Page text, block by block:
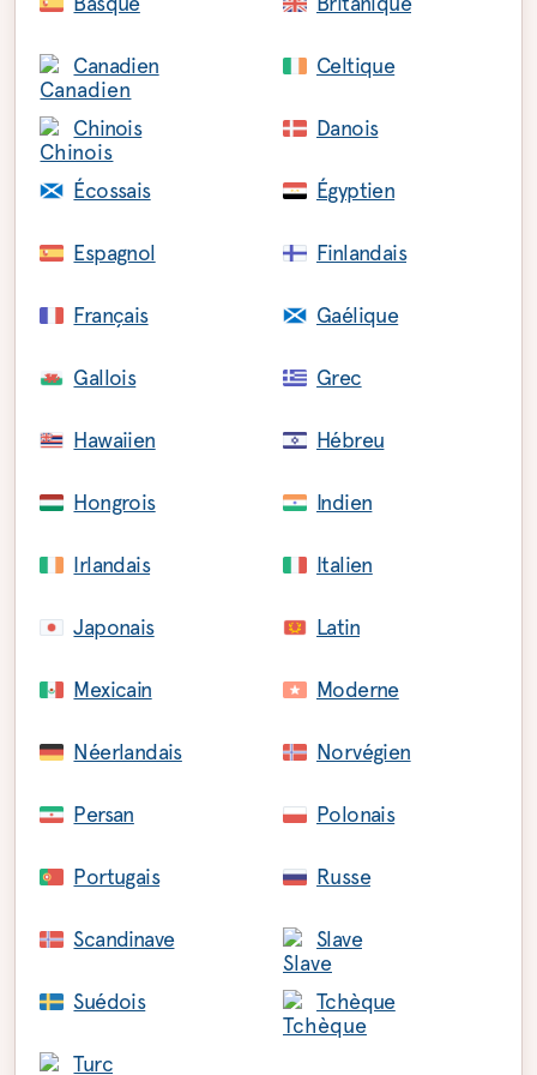
Canadien Celtique
Chinois Danois
Écossais Égyptien
Espagnol Finlandais
Français Gaélique
Gallois Grec
Hawaiien Hébreu
Hongrois Indien
Irlandais Italien
Japonais Latin
Mexicain Moderne
Néerlandais Norvégien
Persan Polonais
Portugais Russe
Scandinave Slave
Suédois Tchèque
Turc